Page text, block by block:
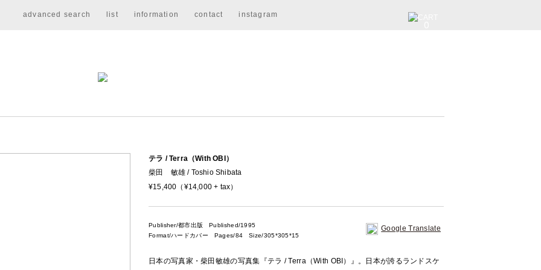
advanced search list information contact instagram
テラ / Terra（With OBI）
柴田 敏雄 / Toshio Shibata
¥15,400（¥14,000 + tax）
Publisher/都市出版
Published/1995
Format/ハードカバー Pages/84 Size/305*305*15
Google Translate
日本の写真家・柴田敏雄の写真集『テラ / Terra（With OBI）』。日本が誇るランドスケ